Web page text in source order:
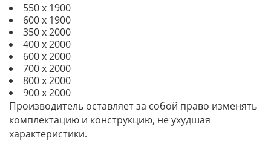
550 х 1900
600 х 1900
350 х 2000
400 х 2000
600 х 2000
700 х 2000
800 х 2000
900 х 2000
Производитель оставляет за собой право изменять
комплектацию и конструкцию, не ухудшая
характеристики.